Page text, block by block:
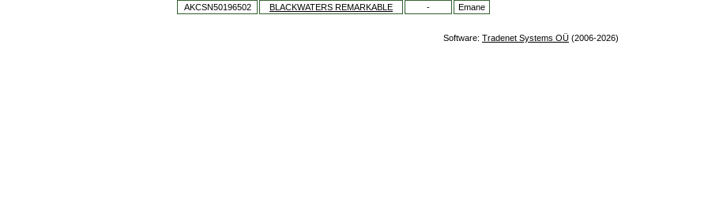
AKCSN50196502
BLACKWATERS REMARKABLE - Emane
Software: Tradenet Systems OÜ (2006-2026)